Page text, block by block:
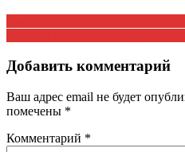
Навигация
по
записям
Добавить комментарий
Ваш адрес email не будет
помечены *
Комментарий *